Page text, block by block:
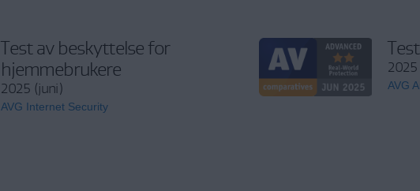
Test av beskyttelse for
hjemmebrukere
2025 (juni)
AVG Internet Security
AVG